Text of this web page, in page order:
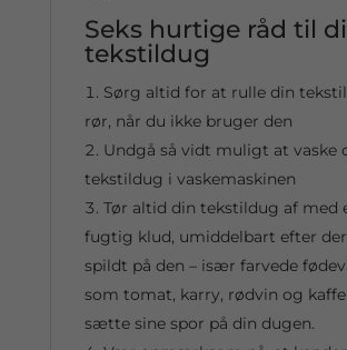
Seks hurtige råd til
tekstildug
Sørg altid for at rulle din
rør, når du ikke bruger den
Undgå så vidt muligt at vaske
tekstildug i vaskemaskinen
Tør altid din tekstildug af med
fugtig klud, umiddelbart efter
spildt på den – især farvede
som tomat, karry, rødvin og
sætte sine spor på din dugen.